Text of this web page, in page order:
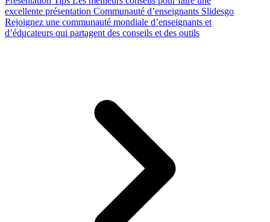
excellente présentation Communauté d’enseignants Slidesgo
Rejoignez une communauté mondiale d’enseignants et
d’éducateurs qui partagent des conseils et des outils